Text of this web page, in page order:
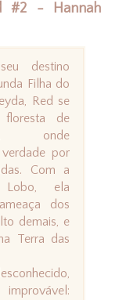
#2 - Hannah
destino
Filha do
Red se
de
onde
por
Com a
ela
dos
demais, e
Terra das